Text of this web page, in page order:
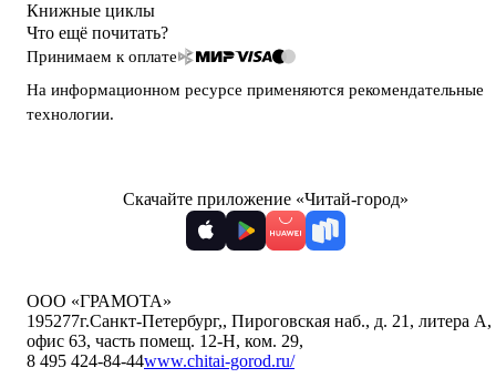
Книжные циклы
Что ещё почитать?
Принимаем к оплате
На информационном ресурсе применяются рекомендательные
технологии.
Скачайте приложение «Читай-город»
ООО «ГРАМОТА»
195277г.Санкт-Петербург,, Пироговская наб., д. 21, литера А,
офис 63, часть помещ. 12-Н, ком. 29,
8 495 424-84-44www.chitai-gorod.ru/